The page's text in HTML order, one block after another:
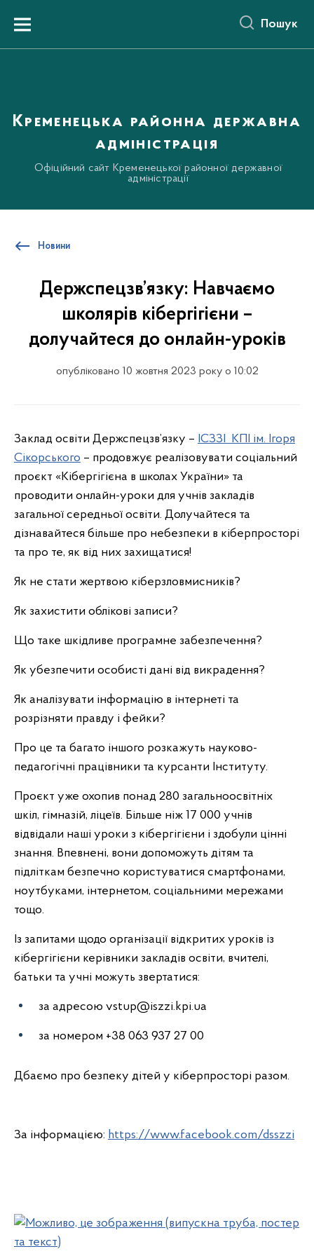
вмістуMenu Пошук
Кременецька районна державна
адміністрація
Офіційний сайт Кременецької районної державної
адміністрації
Новини
Держспецзв’язку: Навчаємо
школярів кібергігієни –
долучайтеся до онлайн-уроків
опубліковано 10 жовтня 2023 року о 10:02
Заклад освіти Держспецзв’язку – ІСЗЗІ КПІ ім. Ігоря
Сікорського – продовжує реалізовувати соціальний
проєкт «Кібергігієна в школах України» та
проводити онлайн-уроки для учнів закладів
загальної середньої освіти. Долучайтеся та
дізнавайтеся більше про небезпеки в кіберпросторі
та про те, як від них захищатися!
Як не стати жертвою кіберзловмисників?
Як захистити облікові записи?
Що таке шкідливе програмне забезпечення?
Як убезпечити особисті дані від викрадення?
Як аналізувати інформацію в інтернеті та
розрізняти правду і фейки?
Про це та багато іншого розкажуть науково-
педагогічні працівники та курсанти Інституту.
Проєкт уже охопив понад 280 загальноосвітніх
шкіл, гімназій, ліцеїв. Більше ніж 17 000 учнів
відвідали наші уроки з кібергігієни і здобули цінні
знання. Впевнені, вони допоможуть дітям та
підліткам безпечно користуватися смартфонами,
ноутбуками, інтернетом, соціальними мережами
тощо.
Із запитами щодо організації відкритих уроків із
кібергігієни керівники закладів освіти, вчителі,
батьки та учні можуть звертатися:
за адресою vstup@iszzi.kpi.ua
за номером +38 063 937 27 00
Дбаємо про безпеку дітей у кіберпросторі разом.
За інформацією: https://www.facebook.com/dsszzi